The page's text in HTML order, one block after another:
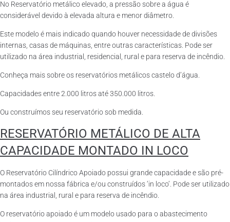
No Reservatório metálico elevado, a pressão sobre a água é
considerável devido à elevada altura e menor diâmetro.
Este modelo é mais indicado quando houver necessidade de divisões
internas, casas de máquinas, entre outras características. Pode ser
utilizado na área industrial, residencial, rural e para reserva de incêndio.
Conheça mais sobre os reservatórios metálicos castelo d’água.
Capacidades entre 2.000 litros até 350.000 litros.
Ou construímos seu reservatório sob medida.
RESERVATÓRIO METÁLICO DE ALTA
CAPACIDADE MONTADO IN LOCO
O Reservatório Cilíndrico Apoiado possui grande capacidade e são pré-
montados em nossa fábrica e/ou construídos ‘in loco’. Pode ser utilizado
na área industrial, rural e para reserva de incêndio.
O reservatório apoiado é um modelo usado para o abastecimento